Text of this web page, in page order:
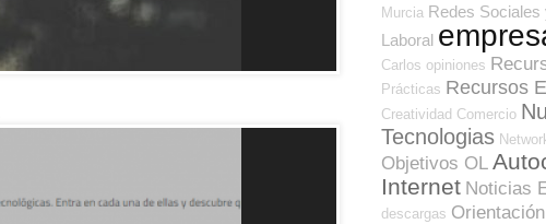
Murcia Redes
Laboral
Carlos opiniones
Prácticas Recursos
Creatividad Comercio
Tecnologias
Objetivos OL
Internet Noticias
descargas